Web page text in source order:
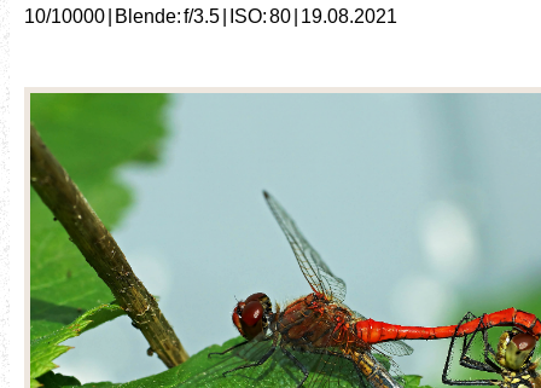
10/10000 | Blende: f/3.5 | ISO: 80 | 19.08.2021